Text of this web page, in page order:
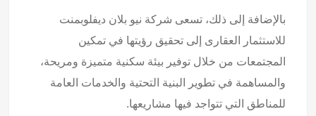
بالإضافة إلى ذلك، تسعى شركة نيو بلان ديفلوبمنت
للاستثمار العقارى إلى تحقيق رؤيتها في تمكين
المجتمعات من خلال توفير بيئة سكنية متميزة ومريحة،
والمساهمة في تطوير البنية التحتية والخدمات العامة
للمناطق التي تتواجد فيها مشاريعها.